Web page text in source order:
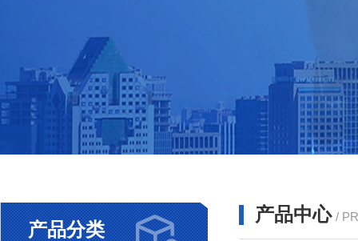
产品分类
产品中心 /